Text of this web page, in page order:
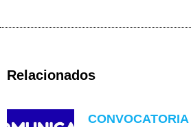
Relacionados
CONVOCATORIA